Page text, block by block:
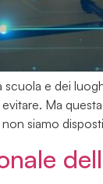
e dei
Ma
siamo